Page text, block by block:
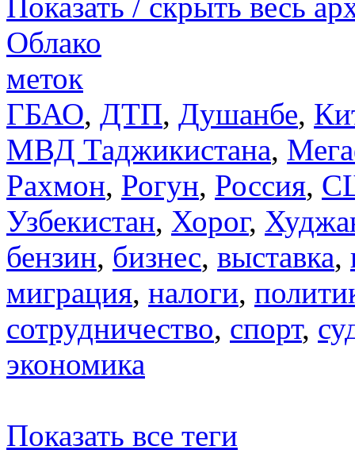
Показать / скрыть весь
Облако
меток
ГБАО, ДТП, Душанбе,
МВД Таджикистана,
Рахмон, Рогун, Россия,
Узбекистан, Хорог,
бензин, бизнес, выставка,
миграция, налоги,
сотрудничество, спорт,
экономика
Показать все теги